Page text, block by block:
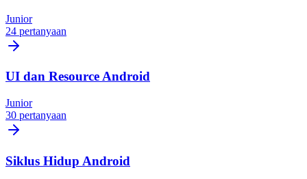
Junior
24 pertanyaan
UI dan Resource Android
Junior
30 pertanyaan
Siklus Hidup Android